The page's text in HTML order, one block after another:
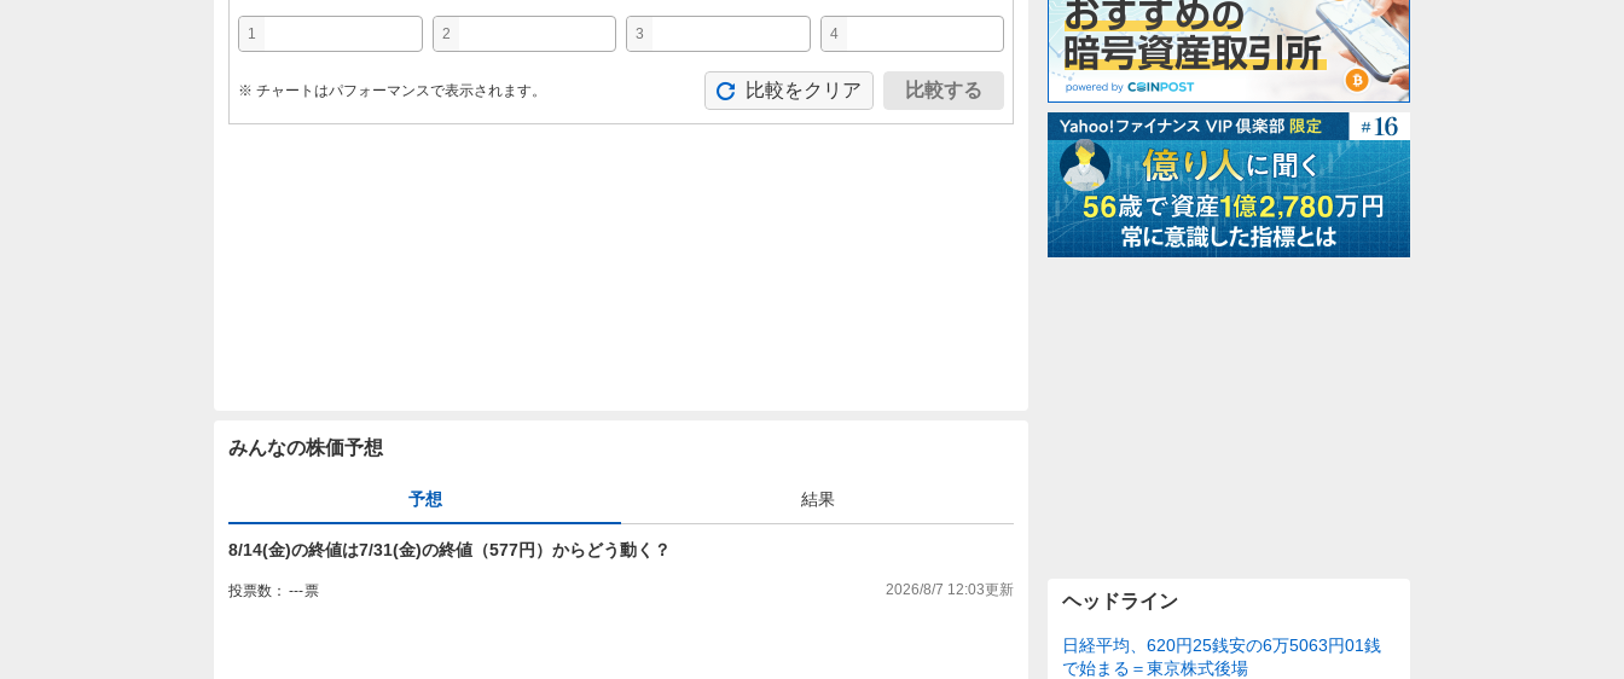
1 2 3 4
※ チャートはパフォーマンスで表示されます。 比較をクリア 比較する
みんなの株価予想
予想 結果
8/14(金)の終値は7/31(金)の終値（577円）からどう動く？
投票数： ---票 2026/8/7 12:03更新
ヘッドライン
日経平均、620円25銭安の6万5063円01銭
で始まる＝東京株式後場